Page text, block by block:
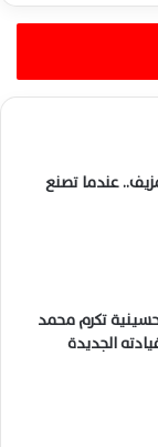
عندما تصنع
تكرم محمد
الجديدة